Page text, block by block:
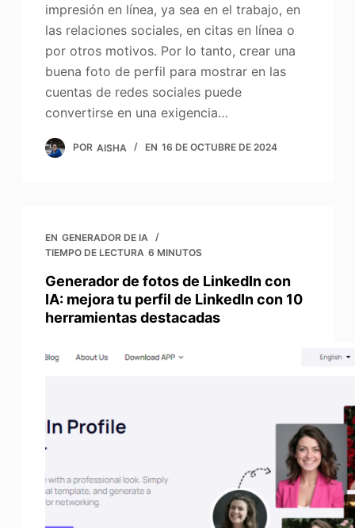
impresión en línea, ya sea en el trabajo, en
las relaciones sociales, en citas en línea o
por otros motivos. Por lo tanto, crear una
buena foto de perfil para mostrar en las
cuentas de redes sociales puede
convertirse en una exigencia…
POR AISHA EN 16 DE OCTUBRE DE 2024
EN GENERADOR DE IA
TIEMPO DE LECTURA 6 MINUTOS
Generador de fotos de LinkedIn con
IA: mejora tu perfil de LinkedIn con 10
herramientas destacadas